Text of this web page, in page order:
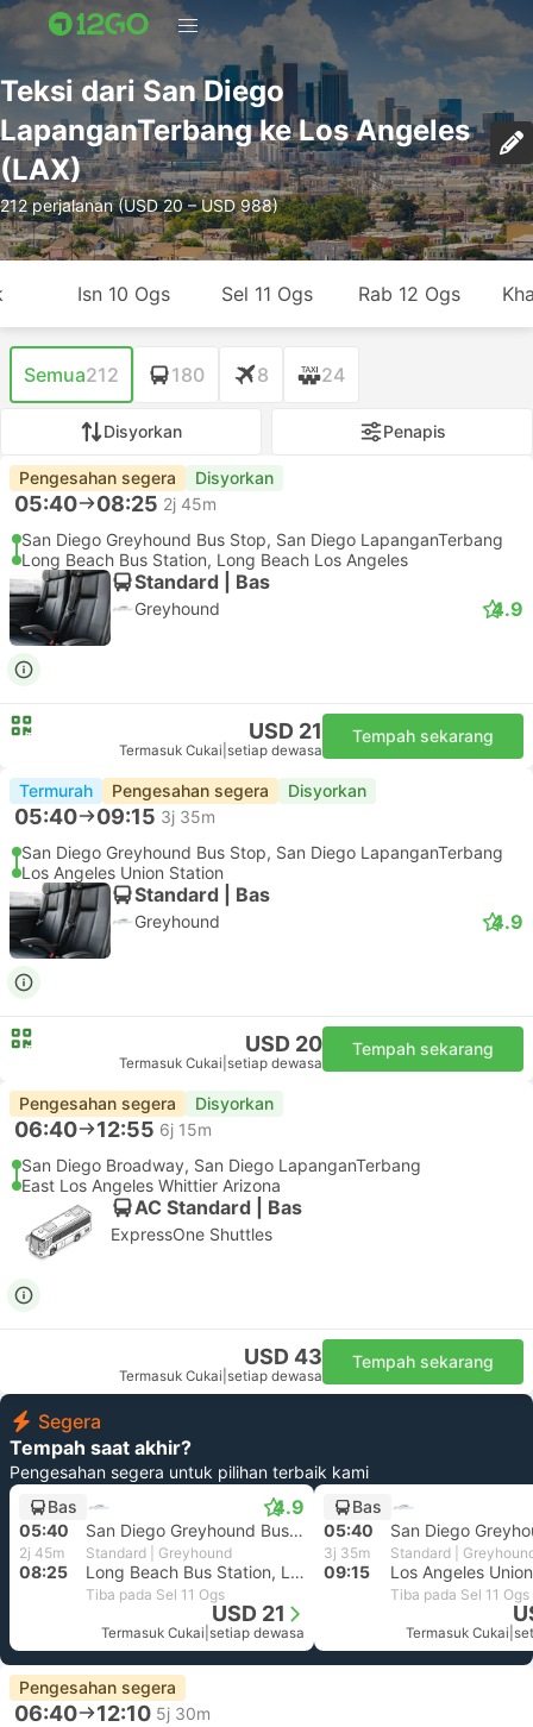
Teksi dari San Diego
LapanganTerbang ke Los Angeles
(LAX)
212 perjalanan (USD 20 – USD 988)
Isn 10 Ogs Sel 11 Ogs Rab 12 Ogs
Semua212 180 8 24
Disyorkan Penapis
Pengesahan segera Disyorkan
05:40 08:25 2j 45m
San Diego Greyhound Bus Stop, San Diego LapanganTerbang
Long Beach Bus Station, Long Beach Los Angeles
Standard | Bas
Greyhound 4.9
USD 21
Termasuk Cukai setiap dewasa
Tempah sekarang
Termurah Pengesahan segera Disyorkan
05:40 09:15 3j 35m
San Diego Greyhound Bus Stop, San Diego LapanganTerbang
Los Angeles Union Station
Standard | Bas
Greyhound 4.9
USD 20
Termasuk Cukai setiap dewasa
Tempah sekarang
Pengesahan segera Disyorkan
06:40 12:55 6j 15m
San Diego Broadway, San Diego LapanganTerbang
East Los Angeles Whittier Arizona
AC Standard | Bas
ExpressOne Shuttles
USD 43
Termasuk Cukai setiap dewasa
Tempah sekarang
Segera
Tempah saat akhir?
Pengesahan segera untuk pilihan terbaik kami
Bas
4.9
05:40 San Diego Greyhound Bus Stop, San Diego LapanganTerbang
2j 45m Standard | Greyhound
08:25 Long Beach Bus Station, Long Beach Los Angeles
Tiba pada Sel 11 Ogs
USD 21
Termasuk Cukai setiap dewasa
Bas
05:40
3j 35m Standard |
09:15 Los Angeles
Tiba pada Sel 11 Ogs
Termasuk Cukai
Pengesahan segera
06:40 12:10 5j 30m